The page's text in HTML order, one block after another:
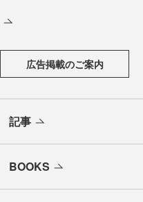
広告掲載のご案内
記事
BOOKS